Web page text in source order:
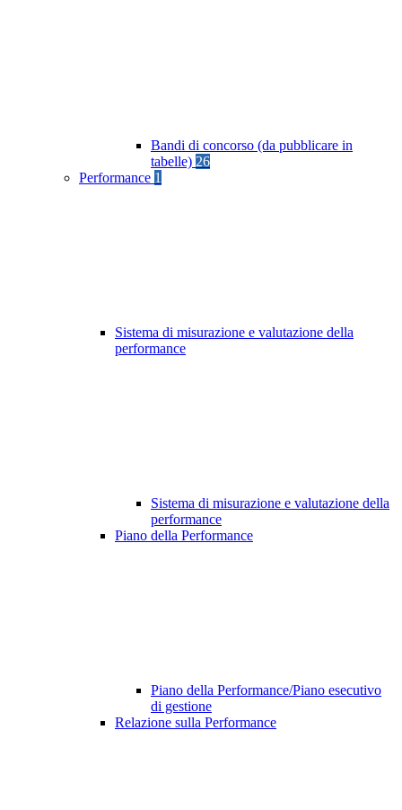
Bandi di concorso (da pubblicare in
tabelle) 26
Performance 1
Sistema di misurazione e valutazione della
performance
Sistema di misurazione e valutazione della
performance
Piano della Performance
Piano della Performance/Piano esecutivo
di gestione
Relazione sulla Performance